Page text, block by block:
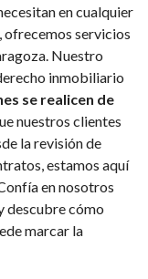
en cualquier
ofrecemos servicios
Nuestro
inmobiliario
se realicen de
nuestros clientes
la revisión de
estamos aquí
en nosotros
descubre cómo
marcar la